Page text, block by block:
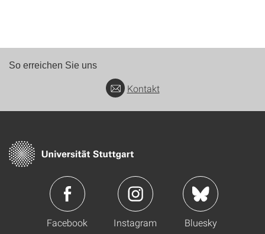
So erreichen Sie uns
Kontakt
Facebook Instagram Bluesky